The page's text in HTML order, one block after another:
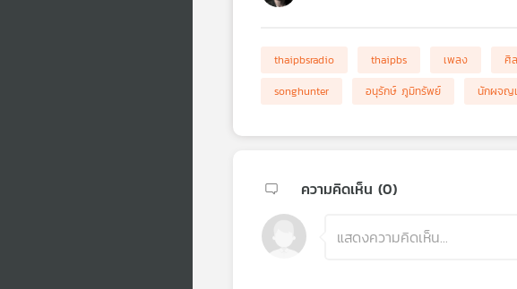
thaipbsradio thaipbs เพลง ศิ
songhunter
อนุรักษ์ ภูมิทรัพย์ นักผจญ
ความคิดเห็น (0)